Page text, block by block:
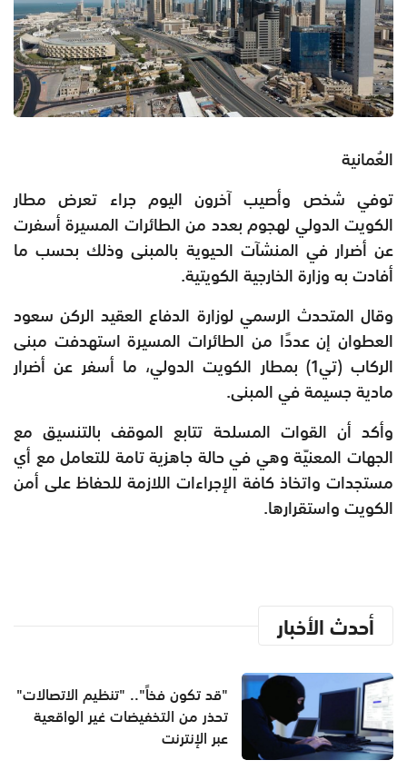
العُمانية
توفي شخص وأصيب آخرون اليوم جراء تعرض مطار
الكويت الدولي لهجوم بعدد من الطائرات المسيرة أسفرت
عن أضرار في المنشآت الحيوية بالمبنى وذلك بحسب ما
أفادت به وزارة الخارجية الكويتية.
وقال المتحدث الرسمي لوزارة الدفاع العقيد الركن سعود
العطوان إن عددًا من الطائرات المسيرة استهدفت مبنى
الركاب (تي1) بمطار الكويت الدولي، ما أسفر عن أضرار
مادية جسيمة في المبنى.
وأكد أن القوات المسلحة تتابع الموقف بالتنسيق مع
الجهات المعنيّة وهي في حالة جاهزية تامة للتعامل مع أي
مستجدات واتخاذ كافة الإجراءات اللازمة للحفاظ على أمن
الكويت واستقرارها.
أحدث الأخبار
"قد تكون فخاً".. "تنظيم الاتصالات"
تحذر من التخفيضات غير الواقعية
عبر الإنترنت